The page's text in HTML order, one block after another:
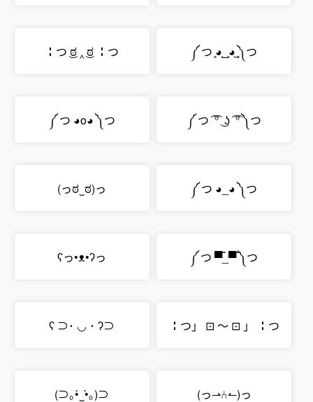
╏つ ͜ಠ ‸ ͜ಠ ╏つ ༼ つ ̥◕͙_̙◕͖ ͓༽つ
༼ つ ◕o◕ ༽つ ༼ つ ͡ ͡° ͜ ʖ ͡ ͡° ༽つ
(っಠ‿ಠ)っ ༼ つ ◕_◕ ༽つ
ʕっ•ᴥ•ʔっ ༼ つ ▀̿_▀̿ ༽つ
ʕ ⊃･ ◡ ･ ʔ⊃ ╏つ」 ⊡ 〜 ⊡ 」 ╏つ
(⊃｡•́‿•̀｡)⊃ (っ⇀⑃↼)っ